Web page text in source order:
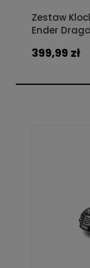
Zestaw
Ender
399,99 zł